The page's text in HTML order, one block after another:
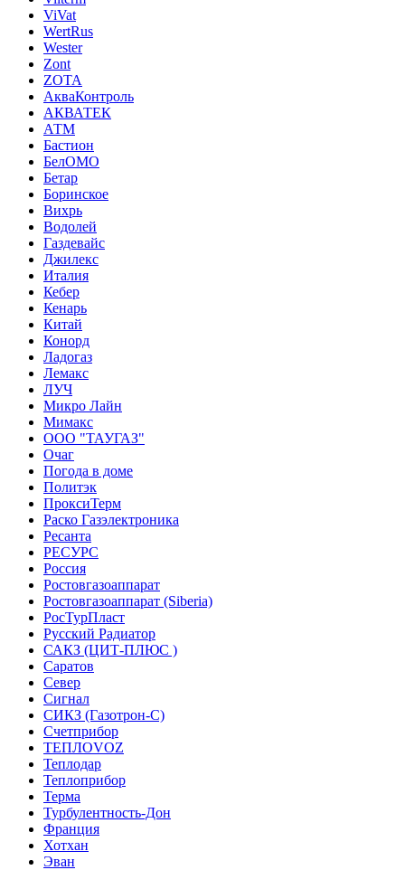
ViVat
WertRus
Wester
Zont
ZOTA
АкваКонтроль
АКВАТЕК
АТМ
Бастион
БелОМО
Бетар
Боринское
Вихрь
Водолей
Газдевайс
Джилекс
Италия
Кебер
Кенарь
Китай
Конорд
Ладогаз
Лемакс
ЛУЧ
Микро Лайн
Мимакс
ООО "ТАУГАЗ"
Очаг
Погода в доме
Политэк
ПроксиТерм
Раско Газэлектроника
Ресанта
РЕСУРС
Россия
Ростовгазоаппарат
Ростовгазоаппарат (Siberia)
РосТурПласт
Русский Радиатор
САКЗ (ЦИТ-ПЛЮС )
Саратов
Север
Сигнал
СИКЗ (Газотрон-С)
Счетприбор
ТЕПЛОVOZ
Теплодар
Теплоприбор
Терма
Турбулентность-Дон
Франция
Хотхан
Эван